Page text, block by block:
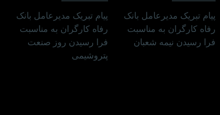
پیام تبریک مدیرعامل بانک
رفاه کارگران به مناسبت
فرا رسیدن نیمه شعبان
پیام تبریک مدیرعامل بانک
رفاه کارگران به مناسبت
فرا رسیدن روز صنعت
پتروشیمی